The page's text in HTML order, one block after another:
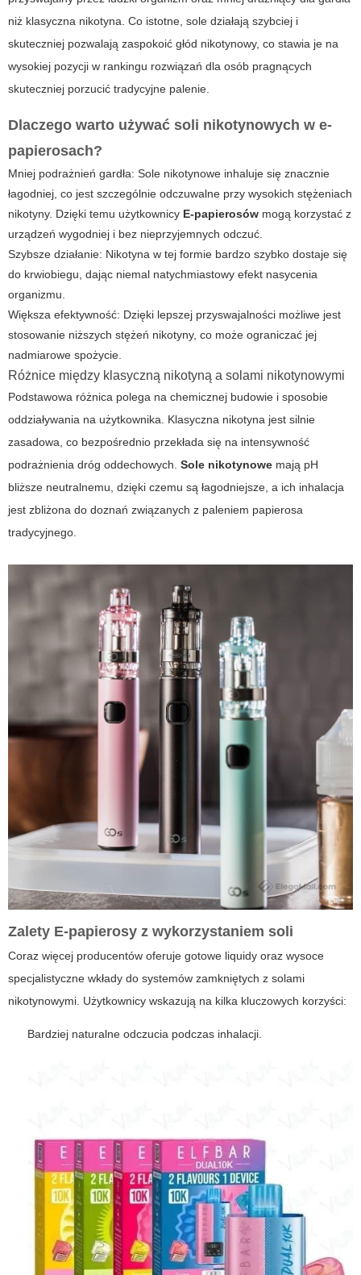
niż klasyczna nikotyna. Co istotne, sole działają szybciej i
skuteczniej pozwalają zaspokoić głód nikotynowy, co stawia je na
wysokiej pozycji w rankingu rozwiązań dla osób pragnących
skuteczniej porzucić tradycyjne palenie.
Dlaczego warto używać soli nikotynowych w e-
papierosach?
Mniej podrażnień gardła: Sole nikotynowe inhaluje się znacznie
łagodniej, co jest szczególnie odczuwalne przy wysokich stężeniach
nikotyny. Dzięki temu użytkownicy E-papierosów mogą korzystać z
urządzeń wygodniej i bez nieprzyjemnych odczuć.
Szybsze działanie: Nikotyna w tej formie bardzo szybko dostaje się
do krwiobiegu, dając niemal natychmiastowy efekt nasycenia
organizmu.
Większa efektywność: Dzięki lepszej przyswajalności możliwe jest
stosowanie niższych stężeń nikotyny, co może ograniczać jej
nadmiarowe spożycie.
Różnice między klasyczną nikotyną a solami nikotynowymi
Podstawowa różnica polega na chemicznej budowie i sposobie
oddziaływania na użytkownika. Klasyczna nikotyna jest silnie
zasadowa, co bezpośrednio przekłada się na intensywność
podrażnienia dróg oddechowych. Sole nikotynowe mają pH
bliższe neutralnemu, dzięki czemu są łagodniejsze, a ich inhalacja
jest zbliżona do doznań związanych z paleniem papierosa
tradycyjnego.
Zalety E-papierosy z wykorzystaniem soli
Coraz więcej producentów oferuje gotowe liquidy oraz wysoce
specjalistyczne wkłady do systemów zamkniętych z solami
nikotynowymi. Użytkownicy wskazują na kilka kluczowych korzyści:
Bardziej naturalne odczucia podczas inhalacji.